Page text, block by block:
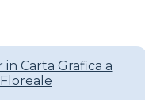
in Carta Grafica a